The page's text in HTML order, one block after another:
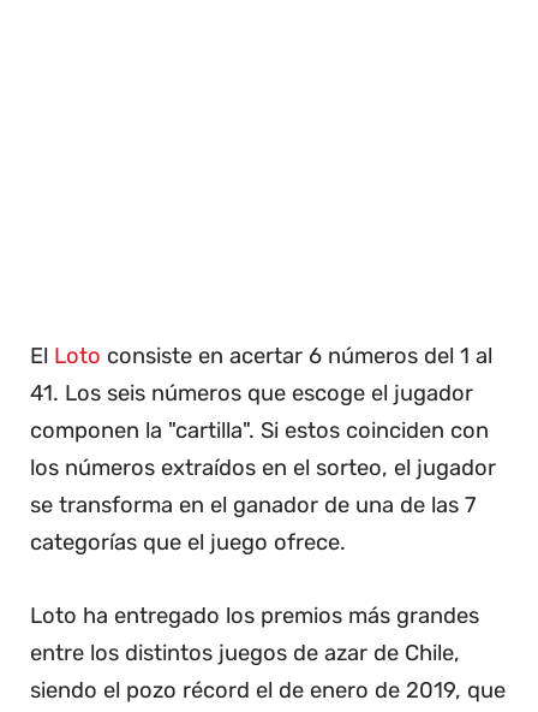
El Loto consiste en acertar 6 números del 1 al
41. Los seis números que escoge el jugador
componen la "cartilla". Si estos coinciden con
los números extraídos en el sorteo, el jugador
se transforma en el ganador de una de las 7
categorías que el juego ofrece.
Loto ha entregado los premios más grandes
entre los distintos juegos de azar de Chile,
siendo el pozo récord el de enero de 2019, que